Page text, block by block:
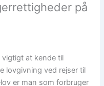
på
vigtigt at kende til
lovgivning ved rejser til
er man som forbruger